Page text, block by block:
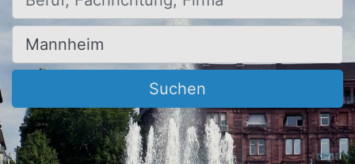
Ort, Stadt
Suchen